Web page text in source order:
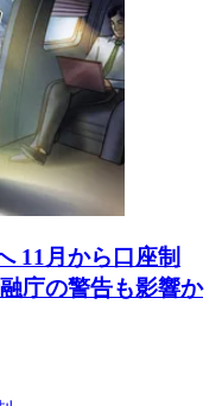
11月から口座制
庁の警告も影響か